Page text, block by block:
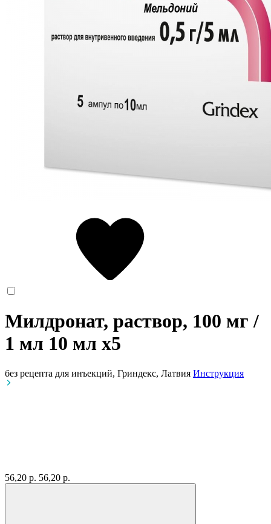
Милдронат, раствор, 100 мг /
1 мл 10 мл x5
без рецепта для инъекций, Гриндекс, Латвия Инструкция
56,20 р. 56,20 р.